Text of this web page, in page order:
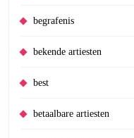
begrafenis
bekende artiesten
best
betaalbare artiesten